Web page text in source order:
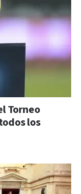
Torneo
los